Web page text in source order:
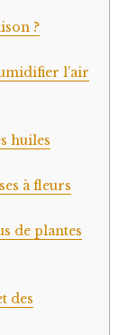
?
l’air
huiles
à fleurs
de plantes
des